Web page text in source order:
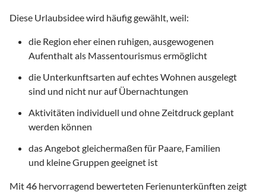
Diese Urlaubsidee wird häufig gewählt, weil:
die Region eher einen ruhigen, ausgewogenen
Aufenthalt als Massentourismus ermöglicht
die Unterkunftsarten auf echtes Wohnen ausgelegt
sind und nicht nur auf Übernachtungen
Aktivitäten individuell und ohne Zeitdruck geplant
werden können
das Angebot gleichermaßen für Paare, Familien
und kleine Gruppen geeignet ist
Mit46 hervorragend bewerteten Ferienunterkünften zeigt